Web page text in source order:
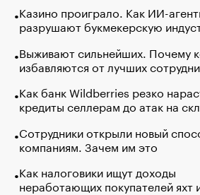
Казино проиграло. Как ИИ-
разрушают букмекерскую
Выживают сильнейших. Почему
избавляются от лучших
Как банк Wildberries резко
кредиты селлерам до атак на
Сотрудники открыли новый
компаниям. Зачем им это
Как налоговики ищут доходы
неработающих покупателей яхт